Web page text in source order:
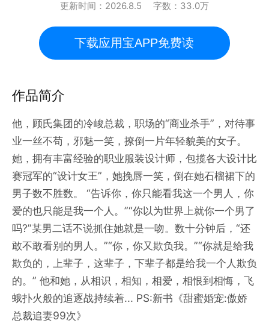
更新时间： 2026.8.5 字数： 33.0万
下载应用宝APP免费读
作品简介
他，顾氏集团的冷峻总裁，职场的“商业杀手”，对待事
业一丝不苟，邪魅一笑，撩倒一片年轻貌美的女子。
她，拥有丰富经验的职业服装设计师，包揽各大设计比
赛冠军的“设计女王”，她挽唇一笑，倒在她石榴裙下的
男子数不胜数。 “告诉你，你只能看我这一个男人，你
爱的也只能是我一个人。”“你以为世界上就你一个男了
吗?”某男二话不说抓住她就是一吻。数十分钟后，“还
敢不敢看别的男人。”“你，你又欺负我。”“你就是给我
欺负的，上辈子，这辈子，下辈子都是给我一个人欺负
的。” 他和她，从相识，相知，相爱，相恨到相悔，飞
蛾扑火般的追逐战持续着... PS:新书《甜蜜婚宠:傲娇
总裁追妻99次》